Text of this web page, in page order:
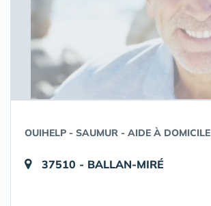
OUIHELP - SAUMUR - AIDE À DOMICILE
37510 - BALLAN-MIRÉ